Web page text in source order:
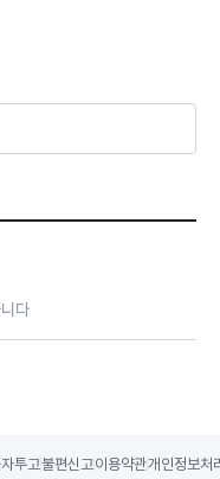
다
투고불편신고이용약관개인정보처